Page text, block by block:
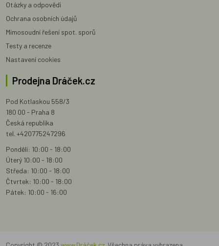
Otázky a odpovědi
Ochrana osobních údajů
Mimosoudní řešení spot. sporů
Testy a recenze
Nastavení cookies
Prodejna Dráček.cz
Pod Kotlaskou 558/3
180 00 - Praha 8
Česká republika
tel. +420775247296
Pondělí: 10:00 - 18:00
Úterý 10:00 - 18:00
Středa: 10:00 - 18:00
Čtvrtek: 10:00 - 18:00
Pátek: 10:00 - 16:00